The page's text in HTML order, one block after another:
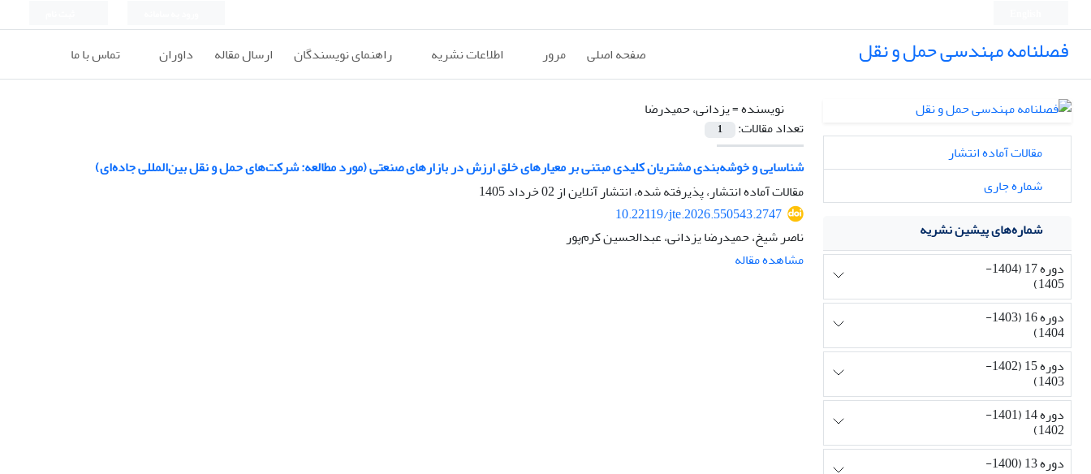
فصلنامه مهندسی حمل و نقل صفحه اصلی مرور اطلاعات نشریه راهنمای نویسندگان ارسال مقاله داوران تماس با ما
نویسنده =یزدانی، حمیدرضا
تعداد مقالات:
1
شناسایی و خوشه‌بندی مشتریان کلیدی مبتنی بر معیارهای خلق ارزش در بازارهای صنعتی (مورد مطالعه: شرکت‌های حمل و نقل بین‌المللی جاده‌ای)
مقالات آماده انتشار، پذیرفته شده، انتشار آنلاین از02 خرداد 1405
10.22119/jte.2026.550543.2747
ناصر شیخ، حمیدرضا یزدانی، عبدالحسین کرم‌پور
مشاهده مقاله
مقالات آماده انتشار
شماره جاری
شماره‌های پیشین نشریه
دوره 17 (1404-
1405)
دوره 16 (1403-
1404)
دوره 15 (1402-
1403)
دوره 14 (1401-
1402)
دوره 13 (1400-